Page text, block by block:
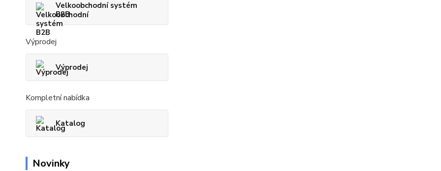
Velkoobchodní systém
B2B
Výprodej
Výprodej
Kompletní nabídka
Katalog
Novinky